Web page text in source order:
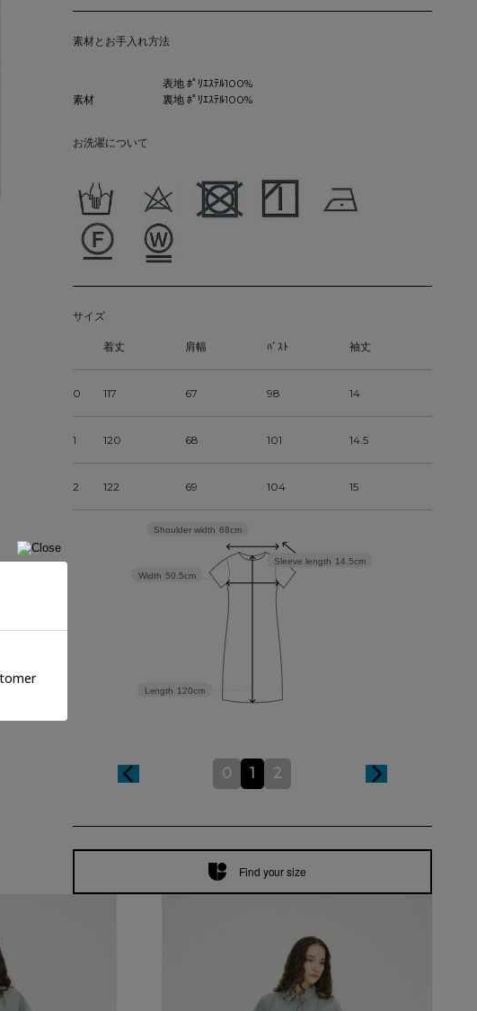
素材とお手入れ方法
素材
表地 ﾎﾟﾘｴｽﾃﾙ100%
裏地 ﾎﾟﾘｴｽﾃﾙ100%
お洗濯について
サイズ
着丈 肩幅 ﾊﾞｽﾄ 袖丈
0 117 67 98 14
1 120 68 101 14.5
2 122 69 104 15
Sleeve length 14.5cm
Length 120cm
Width 50.5cm
Shoulder width 68cm
0 1 2
Find your size